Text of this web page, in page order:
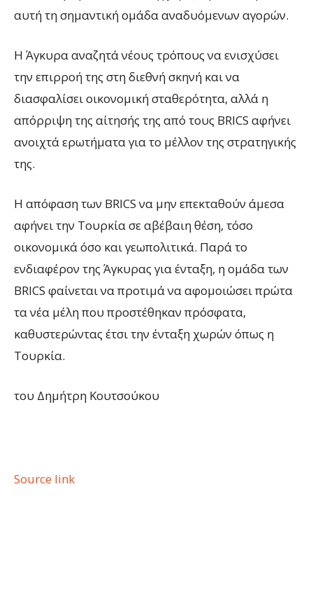
αυτή τη σημαντική ομάδα αναδυόμενων αγορών.
Η Άγκυρα αναζητά νέους τρόπους να ενισχύσει
την επιρροή της στη διεθνή σκηνή και να
διασφαλίσει οικονομική σταθερότητα, αλλά η
απόρριψη της αίτησής της από τους BRICS αφήνει
ανοιχτά ερωτήματα για το μέλλον της στρατηγικής
της.
Η απόφαση των BRICS να μην επεκταθούν άμεσα
αφήνει την Τουρκία σε αβέβαιη θέση, τόσο
οικονομικά όσο και γεωπολιτικά. Παρά το
ενδιαφέρον της Άγκυρας για ένταξη, η ομάδα των
BRICS φαίνεται να προτιμά να αφομοιώσει πρώτα
τα νέα μέλη που προστέθηκαν πρόσφατα,
καθυστερώντας έτσι την ένταξη χωρών όπως η
Τουρκία.
του Δημήτρη Κουτσούκου
Source link